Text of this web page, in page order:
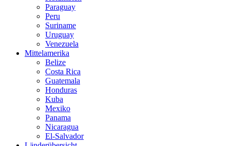
Paraguay
Peru
Suriname
Uruguay
Venezuela
Mittelamerika
Belize
Costa Rica
Guatemala
Honduras
Kuba
Mexiko
Panama
Nicaragua
El-Salvador